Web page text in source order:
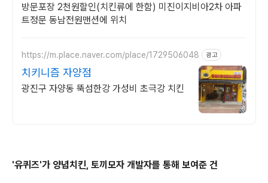
방문포장 2천원할인(치킨류에 한함) 미진이지비아2차 아파
트정문 동남전원맨션에 위치
https://m.place.naver.com/place/1729506048 광고
치키니즘 자양점
광진구 자양동 뚝섬한강 가성비 초극강 치킨
'유퀴즈'가 양념치킨, 토끼모자 개발자를 통해 보여준 건